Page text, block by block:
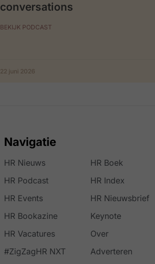
conversations
BEKIJK PODCAST
22 juni 2026
Navigatie
HR Nieuws
HR Podcast
HR Events
HR Bookazine
HR Vacatures
#ZigZagHR NXT
HR Boek
HR Index
HR Nieuwsbrief
Keynote
Over
Adverteren